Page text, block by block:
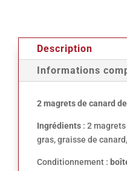
Description
Informations
2 magrets de canard
Ingrédients : 2
gras, graisse de
Conditionnement :